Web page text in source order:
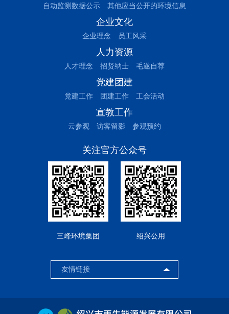
自动监测数据公示
其他应当公开的环境信息
企业文化
企业理念 员工风采
人力资源
人才理念 招贤纳士 毛遂自荐
党建团建
党建工作 团建工作 工会活动
宣教工作
云参观 访客留影 参观预约
关注官方公众号
三峰环境集团 绍兴公用